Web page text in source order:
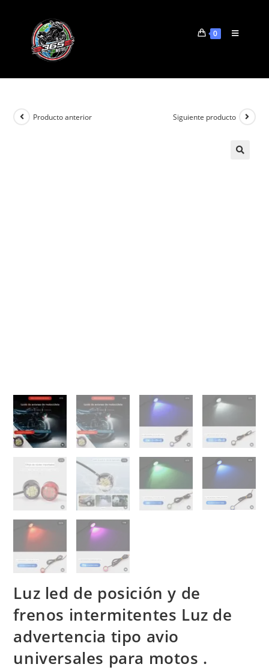
0
Producto anterior Siguiente producto
Luz led de posición y de
frenos intermitentes Luz de
advertencia tipo avio
universales para motos .